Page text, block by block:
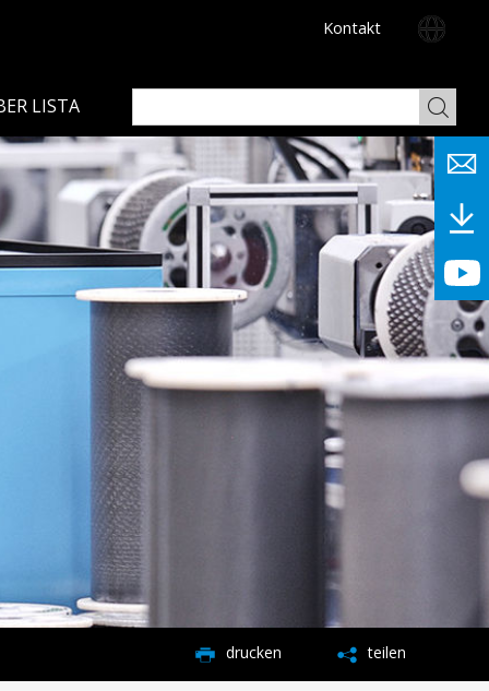
Kontakt
LISTA
drucken teilen